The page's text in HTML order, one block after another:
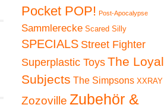
Pocket POP! Post-Apocalypse
Sammlerecke Scared Silly
SPECIALS Street Fighter
Superplastic ToysThe Loyal
Subjects The Simpsons XXRAY
Zozoville Zubehör &